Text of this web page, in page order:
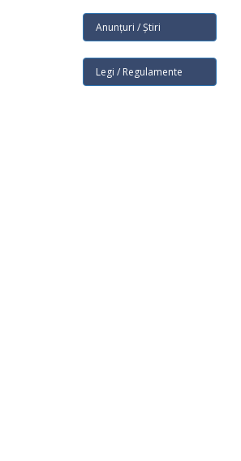
Anunțuri / Știri
Legi / Regulamente